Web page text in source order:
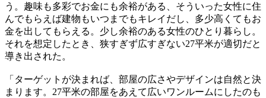
う。趣味も多彩でお金にも余裕がある、そういった女性に住
んでもらえば建物もいつまでもキレイだし、多少高くてもお
金を出してもらえる。少し余裕のある女性のひとり暮らし。
それを想定したとき、狭すぎず広すぎない27平米が適切だと
導き出された。
「ターゲットが決まれば、部屋の広さやデザインは自然と決
まります。27平米の部屋をあえて広いワンルームにしたのも